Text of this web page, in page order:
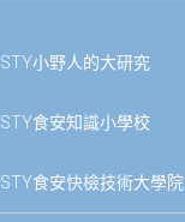
STY小野人的大研究
STY食安知識小學校
STY食安快檢技術大學院